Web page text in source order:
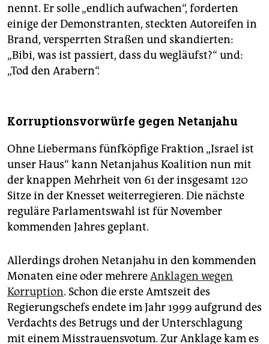
nennt. Er solle „endlich aufwachen“, forderten
einige der Demonstranten, steckten Autoreifen in
Brand, versperrten Straßen und skandierten:
„Bibi, was ist passiert, dass du wegläufst?“ und:
„Tod den Arabern“.
Korruptionsvorwürfe gegen Netanjahu
Ohne Liebermans fünfköpfige Fraktion „Israel ist
unser Haus“ kann Netanjahus Koalition nun mit
der knappen Mehrheit von 61 der insgesamt 120
Sitze in der Knesset weiterregieren. Die nächste
reguläre Parlamentswahl ist für November
kommenden Jahres geplant.
Allerdings drohen Netanjahu in den kommenden
Monaten eine oder mehrereAnklagen wegen
Korruption. Schon die erste Amtszeit des
Regierungschefs endete im Jahr 1999 aufgrund des
Verdachts des Betrugs und der Unterschlagung
mit einem Misstrauensvotum. Zur Anklage kam es